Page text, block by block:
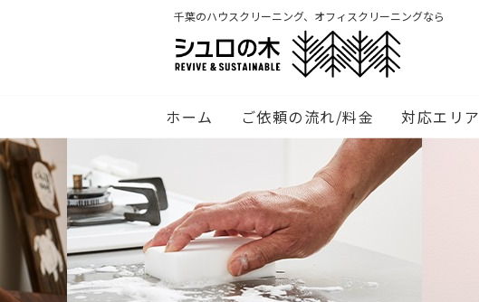
千葉のハウスクリーニング、オフィスクリーニングなら
ホーム ご依頼の流れ/料金 対応エリア